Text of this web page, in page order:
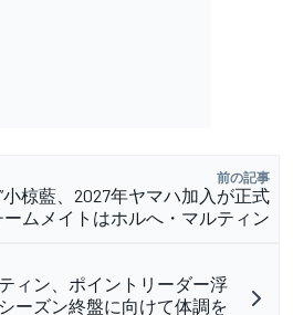
前の記事
小椋藍、2027年ヤマハ加入が正式
ムメイトはホルへ・マルティン
ィン、ポイントリーダー浮
ーズン終盤に向けて体調を